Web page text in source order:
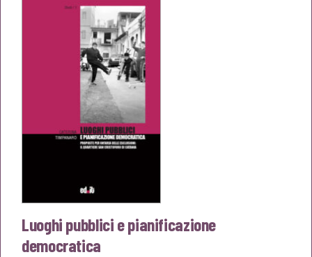
Luoghi pubblici e pianificazione
democratica